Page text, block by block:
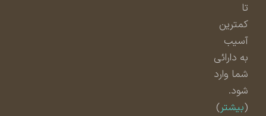
کمترین
آسیب
به دارائی
شما وارد
شود.
بیشتر)